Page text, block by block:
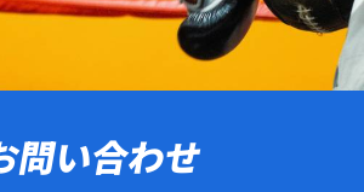
問い合わせ